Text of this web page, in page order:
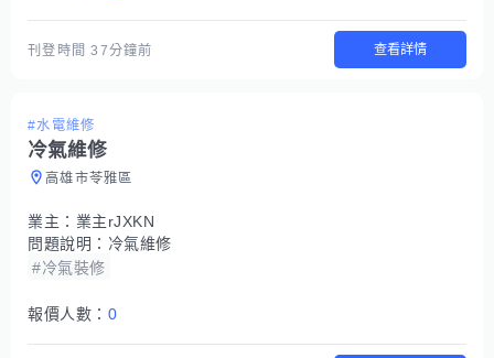
刊登時間37分鐘前 查看詳情
#水電維修
冷氣維修
高雄市苓雅區
業主： 業主rJXKN
問題說明： 冷氣維修
#冷氣裝修
報價人數： 0